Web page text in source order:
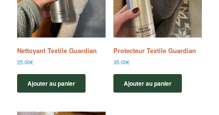
Nettoyant Textile Guardian
25.00€
Ajouter au panier
Protecteur Textile Guardian
35.00€
Ajouter au panier